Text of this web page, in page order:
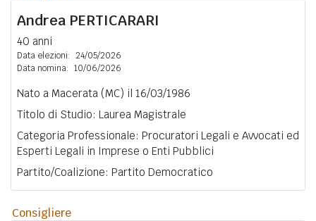
Andrea PERTICARARI
40 anni
Data elezioni: 24/05/2026
Data nomina: 10/06/2026
Nato a Macerata (MC) il 16/03/1986
Titolo di Studio: Laurea Magistrale
Categoria Professionale: Procuratori Legali e Avvocati ed
Esperti Legali in Imprese o Enti Pubblici
Partito/Coalizione: Partito Democratico
Consigliere